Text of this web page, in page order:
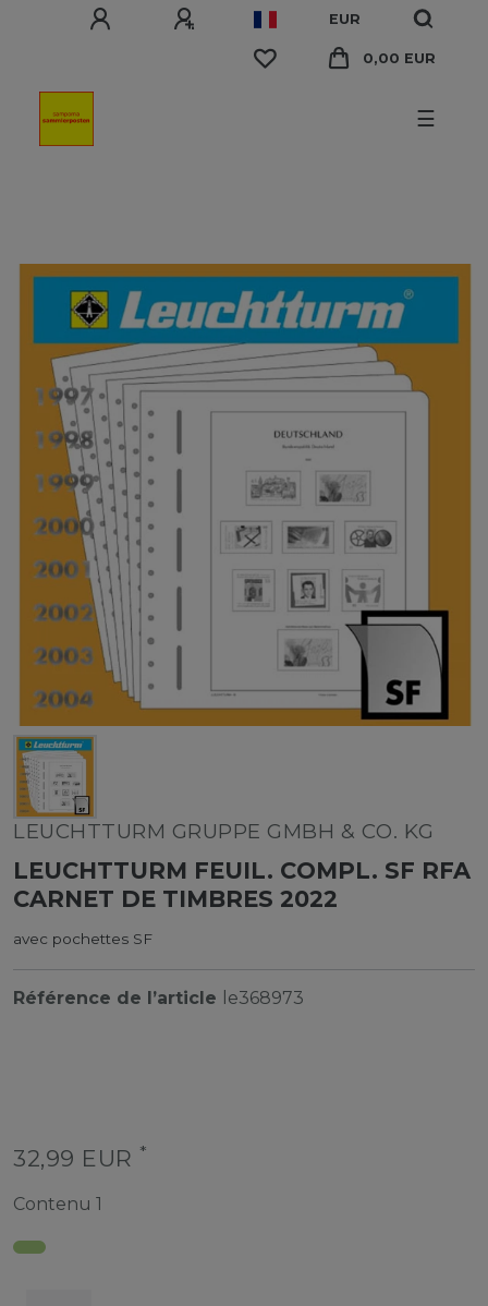
EUR
0,00 EUR
☰
LEUCHTTURM GRUPPE GMBH & CO. KG
LEUCHTTURM FEUIL. COMPL. SF RFA
CARNET DE TIMBRES 2022
avec pochettes SF
Référence de l’article le368973
32,99 EUR *
Contenu 1